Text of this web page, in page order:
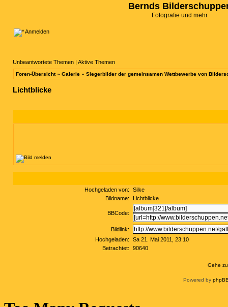
Bernds
Fotografie und mehr
Anmelden
Unbeantwortete Themen | Aktive Themen
Foren-Übersicht» Galerie » Siegerbilder der gemeinsamen Wettbewerbe von
Lichtblicke
Hochgeladen von:
Silke
Bildname:
Lichtblicke
BBCode:
Bildlink:
Hochgeladen:
Sa 21. Mai 2011, 23:10
Betrachtet:
90640
Gehe
Powered by